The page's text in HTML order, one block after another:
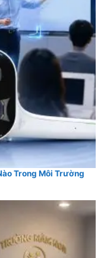
Trong Môi Trường